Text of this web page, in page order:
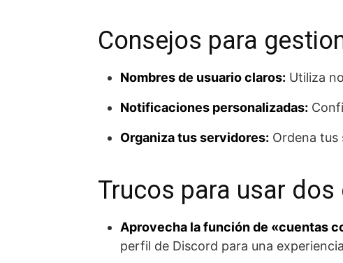
Consejos para
Nombres de usuario claros: Utiliza
Notificaciones personalizadas:
Organiza tus servidores: Ordena tus
Trucos para usar
Aprovecha la función de «cuentas
perfil de Discord para una